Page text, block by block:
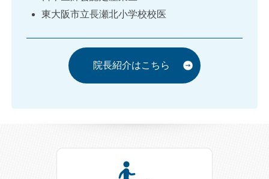
東大阪市立長瀬北小学校校医
院長紹介はこちら